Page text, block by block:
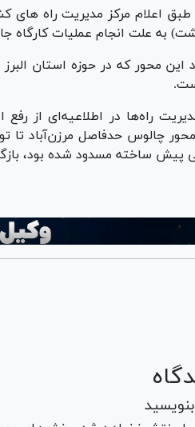
طبق اعلام مرکز مدیریت راه های
انجام عملیات کارگاه جاده‌ای تا تاریخ ۱۰
این محور که در حوزه استان
راه‌ها در اطلاعیه‌ای از
پیش ساخته مسدود شده بود،